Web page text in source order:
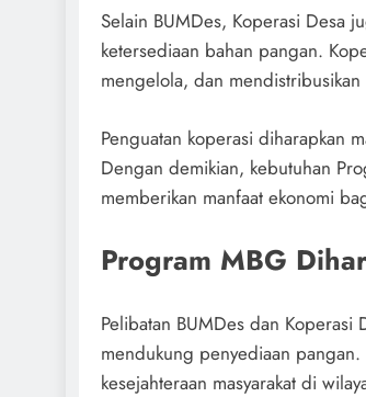
Selain BUMDes, Koperasi Desa
ketersediaan bahan pangan.
mengelola, dan
Penguatan koperasi diharapkan
Dengan demikian, kebutuhan
memberikan manfaat ekonomi
Program MBG
Pelibatan BUMDes dan
mendukung penyediaan
kesejahteraan masyarakat di